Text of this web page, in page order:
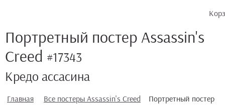
Портретный постер Assassin's
Creed #17343
Кредо ассасина
Главная Все постеры Assassin's Creed
Портретный постер